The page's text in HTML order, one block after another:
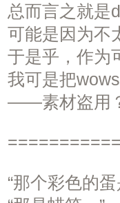
总而言之就是
可能是因为不
于是乎，作为
我可是把
——素材盗用
“那个彩色的